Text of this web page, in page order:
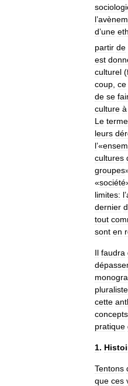
l’
d’une
partir de
est
culturel (
coup ce
de se
culture à
Le terme
leurs
l’«
cultures
groupes
«société
limites: l’
dernier
tout
sont en
Il faudra
cette
concepts
pratique
1.
Tentons
que ces